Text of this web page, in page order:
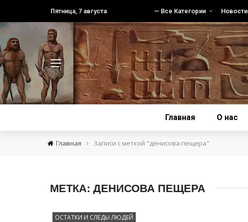
Пятница, 7 августа — Все Категории Новости
Главная О нас
Главная › Записи с меткой "денисова пещера"
МЕТКА: ДЕНИСОВА ПЕЩЕРА
ОСТАТКИ И СЛЕДЫ ЛЮДЕЙ